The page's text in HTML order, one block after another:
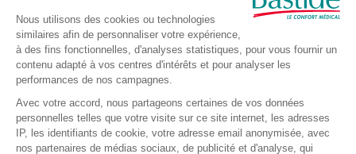
Slip ProSkin Bariatric
Super - Taille XXL
Ref.: 113257
5/ 5-
50,90 €
Comparer